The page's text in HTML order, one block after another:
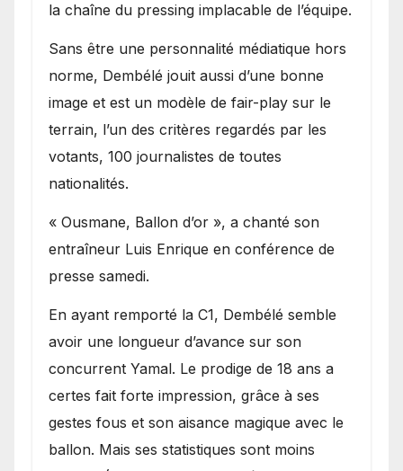
la chaîne du pressing implacable de l’équipe.
Sans être une personnalité médiatique hors
norme, Dembélé jouit aussi d’une bonne
image et est un modèle de fair-play sur le
terrain, l’un des critères regardés par les
votants, 100 journalistes de toutes
nationalités.
« Ousmane, Ballon d’or », a chanté son
entraîneur Luis Enrique en conférence de
presse samedi.
En ayant remporté la C1, Dembélé semble
avoir une longueur d’avance sur son
concurrent Yamal. Le prodige de 18 ans a
certes fait forte impression, grâce à ses
gestes fous et son aisance magique avec le
ballon. Mais ses statistiques sont moins